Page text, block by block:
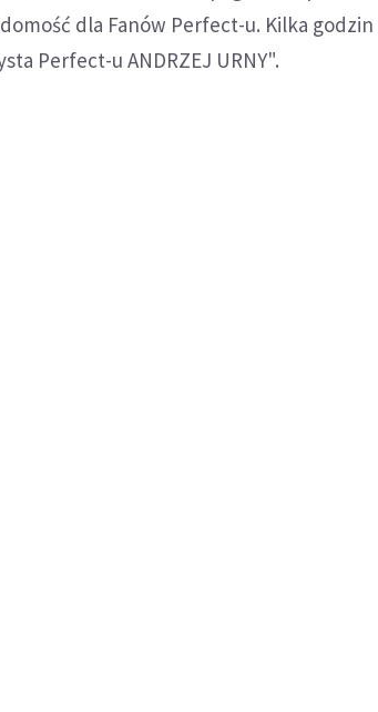
dla Fanów Perfect-u. Kilka godzin
Perfect-u ANDRZEJ URNY".